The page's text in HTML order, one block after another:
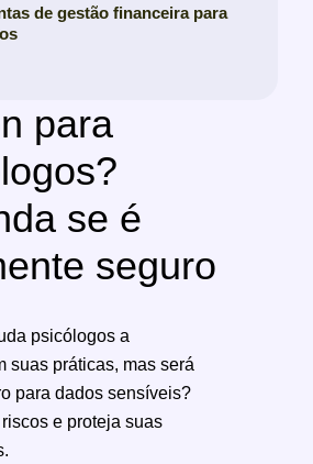
para
se é
seguro
psicólogos a
suas práticas, mas será
para dados sensíveis?
e proteja suas